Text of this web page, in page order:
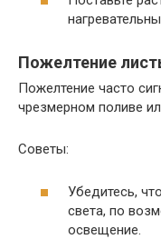
Пожелтение
Пожелтение часто
чрезмерном поливе
Советы:
Убедитесь,
света, по
освещение.